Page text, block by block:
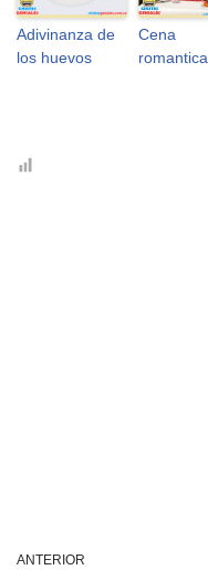
Adivinanza de
los huevos
Cena
romantica
ANTERIOR